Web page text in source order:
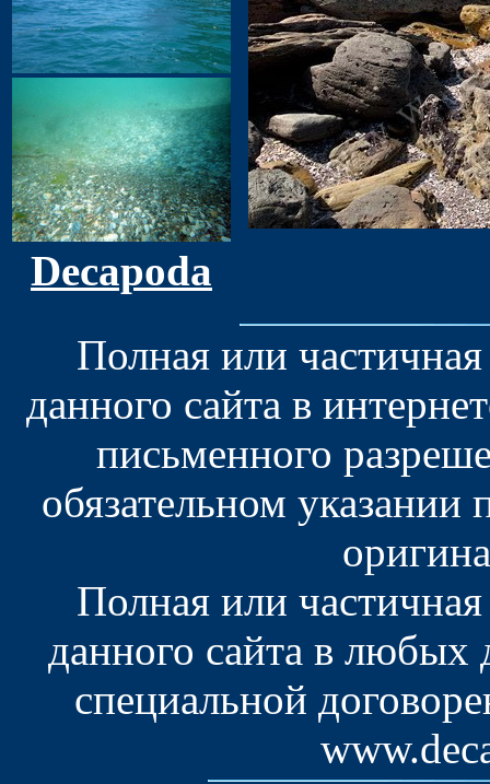
Decapoda
Полная или
данного сайта в
письменного
обязательном
Полная или
данного сайта в
специальной